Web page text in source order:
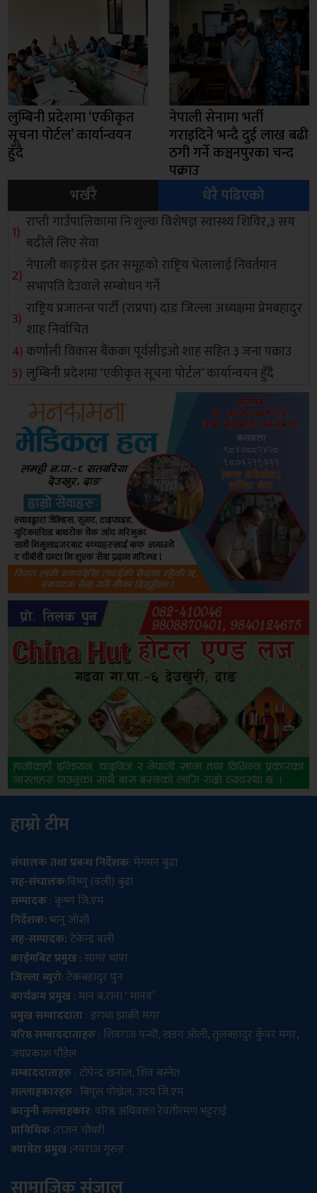
लुम्बिनी प्रदेशमा ‘एकीकृत
सूचना पोर्टल’ कार्यान्वयन
हुँदै
नेपाली सेनामा भर्ती
गराइदिने भन्दै दुई लाख बढी
ठगी गर्ने कञ्चनपुरका चन्द
पक्राउ
भर्खरै
धेरै पढिएको
राप्ती गाउँपालिकामा निःशुल्क विशेषज्ञ स्वास्थ्य शिविर,३ सय
बढीले लिए सेवा
नेपाली काङ्ग्रेस इतर समूहको राष्ट्रिय भेलालाई निवर्तमान
सभापति देउवाले सम्बोधन गर्ने
राष्ट्रिय प्रजातन्त्र पार्टी (राप्रपा) दाङ जिल्ला अध्यक्षमा प्रेमबहादुर
शाह निर्वाचित
कर्णाली विकास बैंकका पूर्वसीइओ शाह सहित ३ जना पक्राउ
लुम्बिनी प्रदेशमा ‘एकीकृत सूचना पोर्टल’ कार्यान्वयन हुँदै
हाम्रो टीम
संचालक तथा प्रबन्ध निर्देशक: मेगमन बुढा
सह-संचालक:विष्णु (वली) बुढा
सम्पादक: कृष्ण जि.एम
निर्देशक:भानु जोशी
सह-सम्पादक:टेकेन्द्र वली
क्राईमबिट प्रमुख: सागर थापा
जिल्ला ब्युरो: टेकबहादुर पुन
कार्यक्रम प्रमुख: मान ब.राना ‘ मानव’
प्रमुख सम्बाददाता: इराधा झाक्री मगर
वरिष्ठ सम्बाददाताहरु: शिवराज पन्थी, खडग ओली, तुलबहादुर कुँवर मगर,
जयप्रकाश पौडेल
सम्बाददाताहरु: टोपेन्द्र खनाल, शिव बस्नेत
सल्लाहकारहरु: बिपुल पोख्रेल, उदय जि.एम
कानुनी सल्लाहकार: वरिष्ठ अधिवक्ता रेवतीरमण भट्टराई
प्राविधिक :राजन चौधरी
क्यामेरा प्रमुख :नवराज गुरुङ